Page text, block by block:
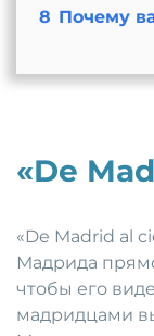
8 Почему
«De
«De Madrid al
Мадрида
чтобы его
мадридцами